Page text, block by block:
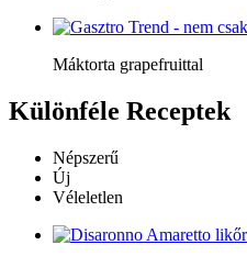
Máktorta grapefruittal
Különféle Receptek
Népszerű
Új
Véleletlen